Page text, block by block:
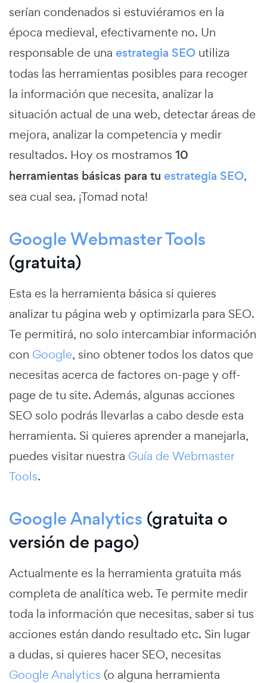
serían condenados si estuviéramos en la
época medieval, efectivamente no. Un
responsable de una estrategia SEO utiliza
todas las herramientas posibles para recoger
la información que necesita, analizar la
situación actual de una web, detectar áreas de
mejora, analizar la competencia y medir
resultados. Hoy os mostramos 10
herramientas básicas para tu estrategia SEO,
sea cual sea. ¡Tomad nota!
Google Webmaster Tools
(gratuita)
Esta es la herramienta básica si quieres
analizar tu página web y optimizarla para SEO.
Te permitirá, no solo intercambiar información
con Google, sino obtener todos los datos que
necesitas acerca de factores on-page y off-
page de tu site. Además, algunas acciones
SEO solo podrás llevarlas a cabo desde esta
herramienta. Si quieres aprender a manejarla,
puedes visitar nuestra Guía de Webmaster
Tools.
Google Analytics (gratuita o
versión de pago)
Actualmente es la herramienta gratuita más
completa de analítica web. Te permite medir
toda la información que necesitas, saber si tus
acciones están dando resultado etc. Sin lugar
a dudas, si quieres hacer SEO, necesitas
Google Analytics (o alguna herramienta